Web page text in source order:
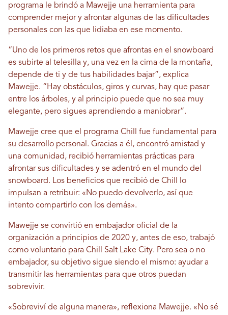
programa le brindó a Mawejje una herramienta para
comprender mejor y afrontar algunas de las dificultades
personales con las que lidiaba en ese momento.
“Uno de los primeros retos que afrontas en el snowboard
es subirte al telesilla y, una vez en la cima de la montaña,
depende de ti y de tus habilidades bajar”, ​​explica
Mawejje. “Hay obstáculos, giros y curvas, hay que pasar
entre los árboles, y al principio puede que no sea muy
elegante, pero sigues aprendiendo a maniobrar”.
Mawejje cree que el programa Chill fue fundamental para
su desarrollo personal. Gracias a él, encontró amistad y
una comunidad, recibió herramientas prácticas para
afrontar sus dificultades y se adentró en el mundo del
snowboard. Los beneficios que recibió de Chill lo
impulsan a retribuir: «No puedo devolverlo, así que
intento compartirlo con los demás».
Mawejje se convirtió en embajador oficial de la
organización a principios de 2020 y, antes de eso, trabajó
como voluntario para Chill Salt Lake City. Pero sea o no
embajador, su objetivo sigue siendo el mismo: ayudar a
transmitir las herramientas para que otros puedan
sobrevivir.
«Sobreviví de alguna manera», reflexiona Mawejje. «No sé